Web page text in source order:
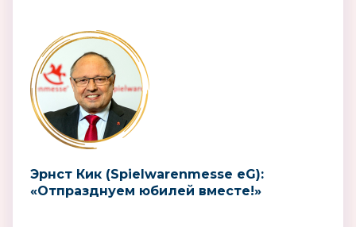
Эрнст Кик (Spielwarenmesse eG):
«Отпразднуем юбилей вместе!»